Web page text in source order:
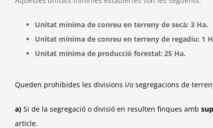
Unitat mínima de conreu en terreny de secà: 3 Ha.
Unitat mínima de conreu en terreny de regadiu: 1
Unitat mínima de producció forestal: 25 Ha.
Queden prohibides les divisions i/o segregacions de
a) Si de la segregació o divisió en resulten finques amb
article.